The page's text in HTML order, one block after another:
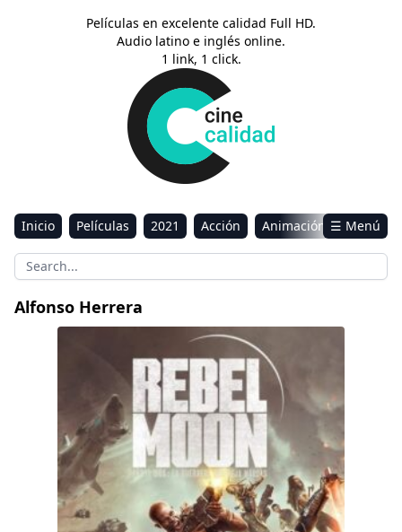
Películas en excelente calidad Full HD.
Audio latino e inglés online.
1 link, 1 click.
Inicio Películas 2021 Acción
Animación
Aventura
Ciencia ficción Comedia
Drama
Sci-Fi & Fantasy
☰ Menú
Alfonso Herrera
Rebel Moon (Parte dos): La guerrera que deja